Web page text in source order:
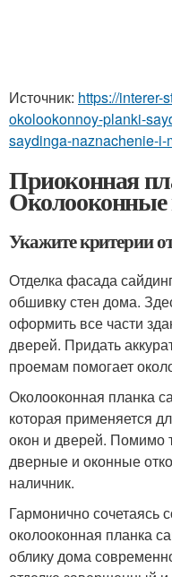
Источник: https://interer-
okolookonnoy-planki-
saydinga-naznachenie-i-
Приоконная
Околооконные
Укажите критерии
Отделка фасада
обшивку стен дома.
оформить все части
дверей. Придать
проемам помогает
Околооконная планка
которая применяется
окон и дверей. Помимо
дверные и оконные
наличник.
Гармонично сочетаясь
околооконная планка
облику дома